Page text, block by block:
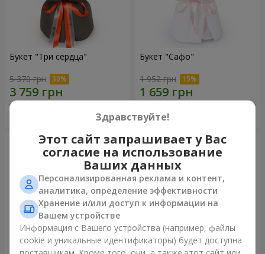
Букет "Три сердца"
5 370 грн
Букет "Сафо"
1 952 грн
Здравствуйте!
Этот сайт запрашивает у Вас
согласие на использование
Ваших данных
Персонализированная реклама и контент,
аналитика, определение эффективности
Хранение и/или доступ к информации на
Вашем устройстве
Информация с Вашего устройства (например, файлы
cookie и уникальные идентификаторы) будет доступна